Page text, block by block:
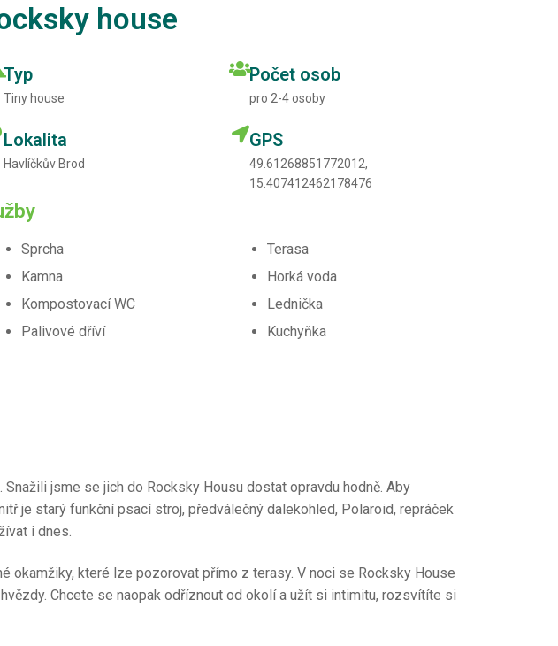
house
Typ
Tiny house
Počet osob
pro 2-4 osoby
Lokalita
Havlíčkův Brod
GPS
49.61268851772012,
15.407412462178476
Sprcha
Kamna
Kompostovací WC
Palivové dříví
Terasa
Horká voda
Lednička
Kuchyňka
jsme se jich do Rocksky Housu dostat opravdu hodně. Aby
je starý funkční psací stroj, předválečný dalekohled, Polaroid, repráček
i dnes.
okamžiky, které lze pozorovat přímo z terasy. V noci se Rocksky House
Chcete se naopak odříznout od okolí a užít si intimitu, rozsvítíte si